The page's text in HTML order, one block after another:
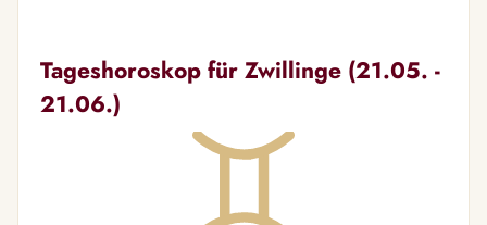
Tageshoroskop für Zwillinge (21.05. -
21.06.)